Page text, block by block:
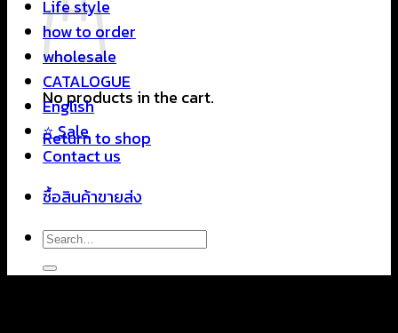
No products in the cart.
Return to shop
Life style
how to order
wholesale
CATALOGUE
English
⭐ Sale
Contact us
ซื้อสินค้าขายส่ง
Search
for: